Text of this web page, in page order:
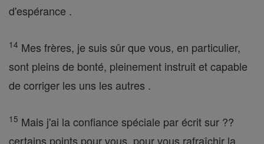
d'espérance .
14 Mes frères, je suis sûr que vous, en particulier,
sont pleins de bonté, pleinement instruit et capable
de corriger les uns les autres .
15 Mais j'ai la confiance spéciale par écrit sur ??
certains points pour vous, pour vous rafraîchir la